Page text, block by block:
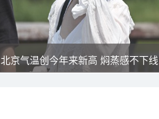
北京气温创今年来新高 焖蒸感不下线